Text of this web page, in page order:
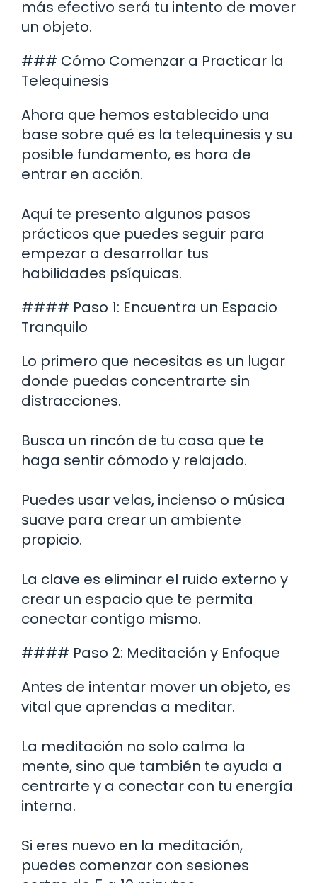
más efectivo será tu intento de mover
un objeto.
### Cómo Comenzar a Practicar la
Telequinesis
Ahora que hemos establecido una
base sobre qué es la telequinesis y su
posible fundamento, es hora de
entrar en acción.
Aquí te presento algunos pasos
prácticos que puedes seguir para
empezar a desarrollar tus
habilidades psíquicas.
#### Paso 1: Encuentra un Espacio
Tranquilo
Lo primero que necesitas es un lugar
donde puedas concentrarte sin
distracciones.
Busca un rincón de tu casa que te
haga sentir cómodo y relajado.
Puedes usar velas, incienso o música
suave para crear un ambiente
propicio.
La clave es eliminar el ruido externo y
crear un espacio que te permita
conectar contigo mismo.
#### Paso 2: Meditación y Enfoque
Antes de intentar mover un objeto, es
vital que aprendas a meditar.
La meditación no solo calma la
mente, sino que también te ayuda a
centrarte y a conectar con tu energía
interna.
Si eres nuevo en la meditación,
puedes comenzar con sesiones